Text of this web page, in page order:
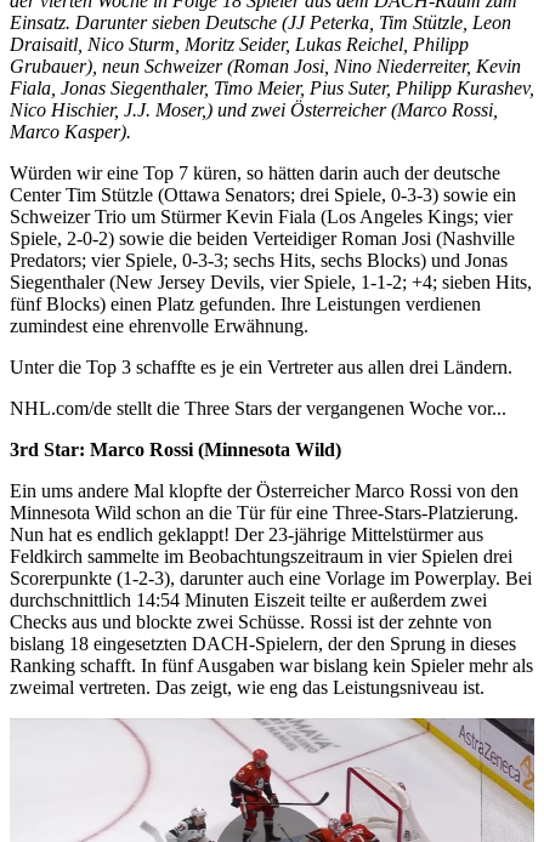
Einsatz. Darunter sieben Deutsche (JJ Peterka, Tim Stützle, Leon
Draisaitl, Nico Sturm, Moritz Seider, Lukas Reichel, Philipp
Grubauer), neun Schweizer (Roman Josi, Nino Niederreiter, Kevin
Fiala, Jonas Siegenthaler, Timo Meier, Pius Suter, Philipp Kurashev,
Nico Hischier, J.J. Moser,) und zwei Österreicher (Marco Rossi,
Marco Kasper).
Würden wir eine Top 7 küren, so hätten darin auch der deutsche
Center Tim Stützle (Ottawa Senators; drei Spiele, 0-3-3) sowie ein
Schweizer Trio um Stürmer Kevin Fiala (Los Angeles Kings; vier
Spiele, 2-0-2) sowie die beiden Verteidiger Roman Josi (Nashville
Predators; vier Spiele, 0-3-3; sechs Hits, sechs Blocks) und Jonas
Siegenthaler (New Jersey Devils, vier Spiele, 1-1-2; +4; sieben Hits,
fünf Blocks) einen Platz gefunden. Ihre Leistungen verdienen
zumindest eine ehrenvolle Erwähnung.
Unter die Top 3 schaffte es je ein Vertreter aus allen drei Ländern.
NHL.com/de stellt die Three Stars der vergangenen Woche vor...
3rd Star: Marco Rossi (Minnesota Wild)
Ein ums andere Mal klopfte der Österreicher Marco Rossi von den
Minnesota Wild schon an die Tür für eine Three-Stars-Platzierung.
Nun hat es endlich geklappt! Der 23-jährige Mittelstürmer aus
Feldkirch sammelte im Beobachtungszeitraum in vier Spielen drei
Scorerpunkte (1-2-3), darunter auch eine Vorlage im Powerplay. Bei
durchschnittlich 14:54 Minuten Eiszeit teilte er außerdem zwei
Checks aus und blockte zwei Schüsse. Rossi ist der zehnte von
bislang 18 eingesetzten DACH-Spielern, der den Sprung in dieses
Ranking schafft. In fünf Ausgaben war bislang kein Spieler mehr als
zweimal vertreten. Das zeigt, wie eng das Leistungsniveau ist.